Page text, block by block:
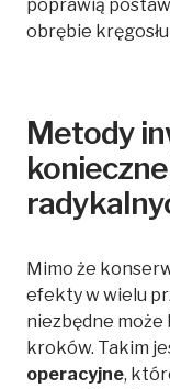
poprawią
obrębie
Metody
Mimo że
efekty w wielu
niezbędne może
kroków. Takim
operacyjne,